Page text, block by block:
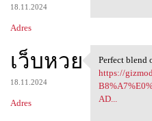
18.11.2024
Adres
เว็บหวย
18.11.2024
Adres
Perfect
Perfect blend
https://
AD...